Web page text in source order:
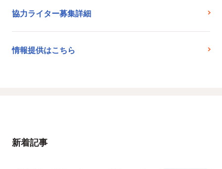
協力ライター募集詳細
情報提供はこちら
新着記事